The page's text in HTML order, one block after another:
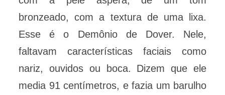
bronzeado, com a textura de uma lixa.
Esse é o Demônio de Dover. Nele,
faltavam características faciais como
nariz, ouvidos ou boca. Dizem que ele
media 91 centímetros, e fazia um barulho